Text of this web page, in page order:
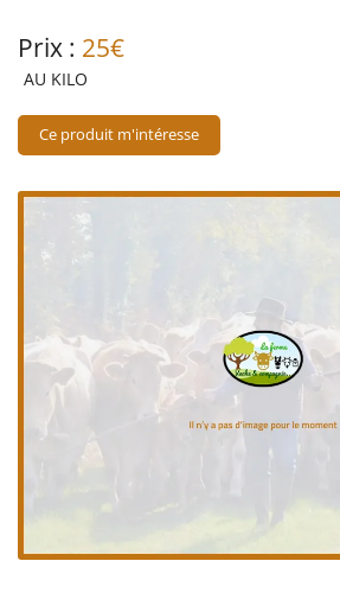
 Recopier le code ci-contre
 Rafraîchir le captcha
l'adresse email indiqué ci-dessus. Vous pouvez vous
Inscription
Prix : 25€
AU KILO
Ce produit m'intéresse